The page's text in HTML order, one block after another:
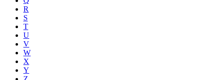
R
S
T
U
V
W
X
Y